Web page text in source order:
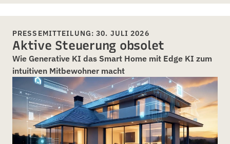
PRESSEMITTEILUNG: 30. JULI 2026
Aktive Steuerung obsolet
Wie Generative KI das Smart Home mit Edge KI zum
intuitiven Mitbewohner macht